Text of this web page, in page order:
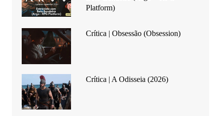
Platform)
Crítica | Obsessão (Obsession)
Crítica | A Odisseia (2026)